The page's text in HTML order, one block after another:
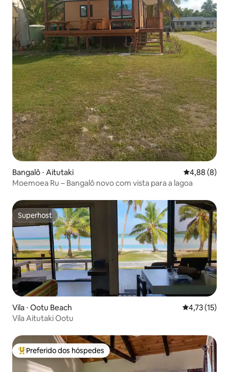
Bangalô ⋅ Aitutaki 4,88 de uma
4,88 (8)
Moemoea Ru – Bangalô novo com vista para a lagoa
Superhost
Superhost
Vila ⋅ Ootu Beach 4,73 de uma
4,73 (15)
Vila Aitutaki Ootu
Entre os melhores preferidos dos hóspedes
Preferido dos hóspedes